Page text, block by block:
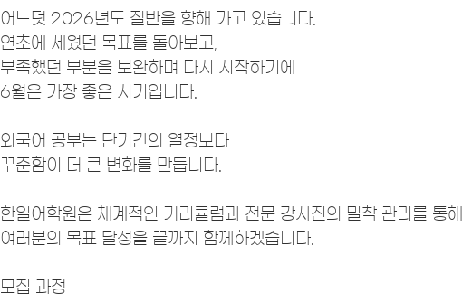
어느덧 2026년도 절반을 향해 가고 있습니다.
연초에 세웠던 목표를 돌아보고,
부족했던 부분을 보완하며 다시 시작하기에
6월은 가장 좋은 시기입니다.
외국어 공부는 단기간의 열정보다
꾸준함이 더 큰 변화를 만듭니다.
한일어학원은 체계적인 커리큘럼과 전문 강사진의 밀착 관리를 통해
여러분의 목표 달성을 끝까지 함께하겠습니다.
모집 과정